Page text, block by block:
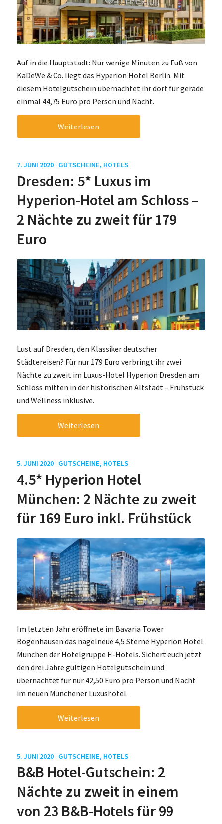
Auf in die Hauptstadt: Nur wenige Minuten zu Fuß von
KaDeWe & Co. liegt das Hyperion Hotel Berlin. Mit
diesem Hotelgutschein übernachtet ihr dort für gerade
einmal 44,75 Euro pro Person und Nacht.
Weiterlesen
7. JUNI 2020 · GUTSCHEINE, HOTELS
Dresden: 5* Luxus im
Hyperion-Hotel am Schloss –
2 Nächte zu zweit für 179
Euro
Lust auf Dresden, den Klassiker deutscher
Städtereisen? Für nur 179 Euro verbringt ihr zwei
Nächte zu zweit im Luxus-Hotel Hyperion Dresden am
Schloss mitten in der historischen Altstadt – Frühstück
und Wellness inklusive.
Weiterlesen
5. JUNI 2020 · GUTSCHEINE, HOTELS
4.5* Hyperion Hotel
München: 2 Nächte zu zweit
für 169 Euro inkl. Frühstück
Im letzten Jahr eröffnete im Bavaria Tower
Bogenhausen das nagelneue 4,5 Sterne Hyperion Hotel
München der Hotelgruppe H-Hotels. Sichert euch jetzt
den drei Jahre gültigen Hotelgutschein und
übernachtet für nur 42,50 Euro pro Person und Nacht
im neuen Münchener Luxushotel.
Weiterlesen
5. JUNI 2020 · GUTSCHEINE, HOTELS
B&B Hotel-Gutschein: 2
Nächte zu zweit in einem
von 23 B&B-Hotels für 99